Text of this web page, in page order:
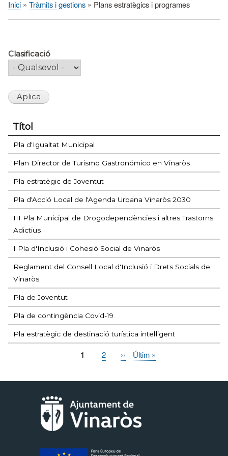
Fil
Inici Tràmits i gestions Plans estratègics i programes
Clasificació
Títol
Pla d'Igualtat Municipal
Plan Director de Turismo Gastronómico en Vinaròs
Pla estratègic de Joventut
Pla d'Acció Local de l'Agenda Urbana Vinaròs 2030
III Pla Municipal de Drogodependències i altres Trastorns
Adictius
I Pla d'Inclusió i Cohesió Social de Vinaròs
Reglament del Consell Local d'Inclusió i Drets Socials de
Vinaròs
Pla de Joventut
Pla de contingència Covid-19
Pla estratègic de destinació turística intel·ligent
Pàgina
1 Page
2
Pàgina
››
Última
Últim »